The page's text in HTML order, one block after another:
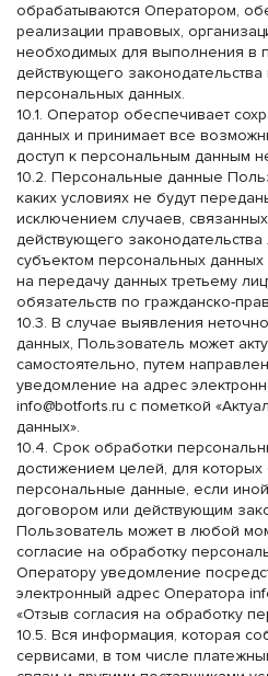
обрабатываются Оператором,
реализации правовых,
необходимых для выполнения в
действующего
персональных данных.
10.1. Оператор обеспечивает
данных и принимает все
доступ к персональным данным
10.2. Персональные данные
каких условиях не будут
исключением случаев,
действующего
субъектом персональных
на передачу данных третьему
обязательств по гражданско-
10.3. В случае выявления
данных, Пользователь может
самостоятельно, путем
уведомление на адрес
info@botforts.ru с пометкой
данных».
10.4. Срок обработки
достижением целей, для
персональные данные, если
договором или действующим
Пользователь может в любой
согласие на обработку
Оператору уведомление
электронный адрес Оператора
«Отзыв согласия на обработку
10.5. Вся информация, которая
сервисами, в том числе